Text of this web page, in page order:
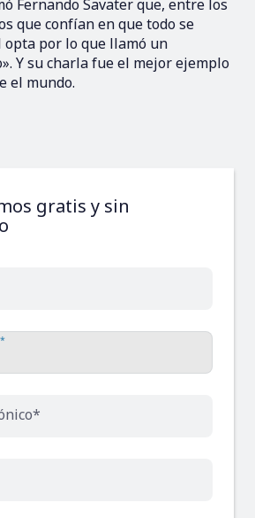
Fernando Savater que, entre los
que confían en que todo se
opta por lo que llamó un
Y su charla fue el mejor ejemplo
el mundo.
gratis y sin